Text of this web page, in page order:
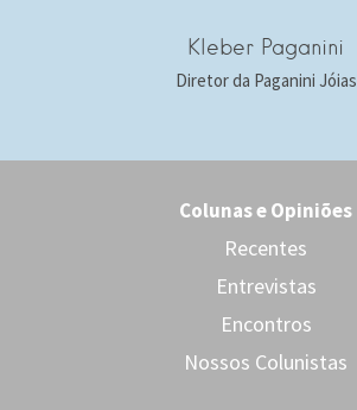
Kleber Paganini
Diretor da Paganini Jóias
Colunas e Opiniões
Recentes
Entrevistas
Encontros
Nossos Colunistas